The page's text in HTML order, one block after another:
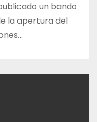
un bando
la apertura del